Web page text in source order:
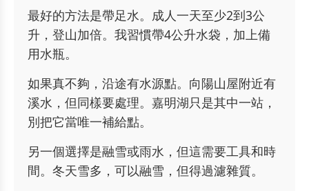
最好的方法是帶足水。成人一天至少2到3公
升，登山加倍。我習慣帶4公升水袋，加上備
用水瓶。
如果真不夠，沿途有水源點。向陽山屋附近有
溪水，但同樣要處理。嘉明湖只是其中一站，
別把它當唯一補給點。
另一個選擇是融雪或雨水，但這需要工具和時
間。冬天雪多，可以融雪，但得過濾雜質。